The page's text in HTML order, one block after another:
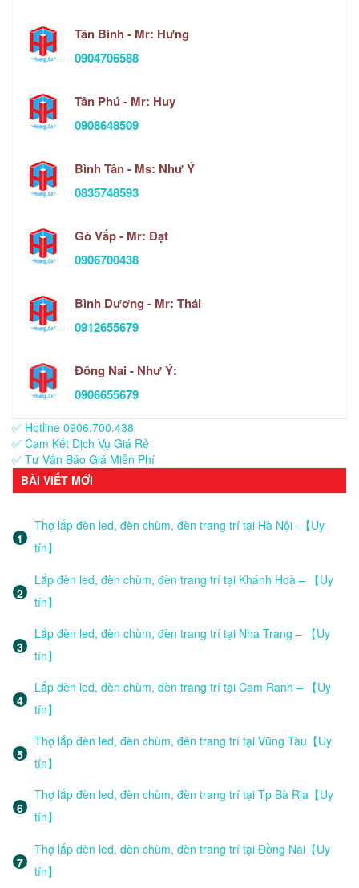
Tân Bình - Mr: Hưng
0904706588
Tân Phú - Mr: Huy
0908648509
Bình Tân - Ms: Như Ý
0835748593
Gò Vấp - Mr: Đạt
0906700438
Bình Dương - Mr: Thái
0912655679
Đông Nai - Như Ý:
0906655679
✅ Hotline 0906.700.438
✅ Cam Kết Dịch Vụ Giá Rẻ
✅ Tư Vấn Báo Giá Miễn Phí
BÀI VIẾT MỚI
Thợ lắp đèn led, đèn chùm, đèn trang trí tại Hà Nội -【Uy
tín】
Lắp đèn led, đèn chùm, đèn trang trí tại Khánh Hoà – 【Uy
tín】
Lắp đèn led, đèn chùm, đèn trang trí tại Nha Trang – 【Uy
tín】
Lắp đèn led, đèn chùm, đèn trang trí tại Cam Ranh – 【Uy
tín】
Thợ lắp đèn led, đèn chùm, đèn trang trí tại Vũng Tàu【Uy
tín】
Thợ lắp đèn led, đèn chùm, đèn trang trí tại Tp Bà Rịa【Uy
tín】
Thợ lắp đèn led, đèn chùm, đèn trang trí tại Đồng Nai【Uy
tín】